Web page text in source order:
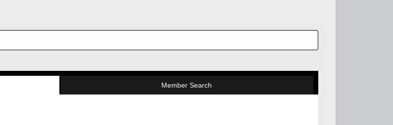
Member Search